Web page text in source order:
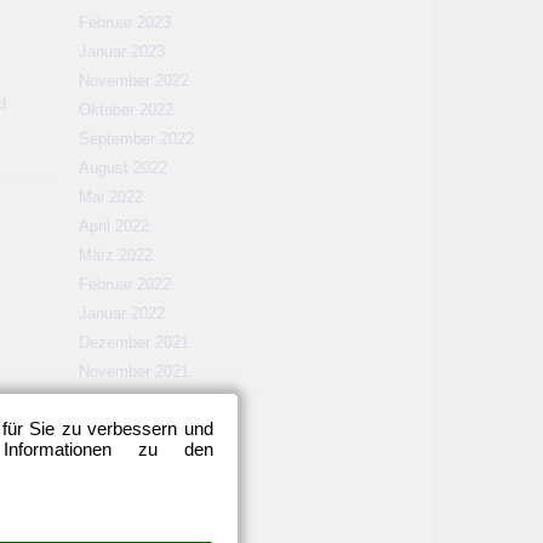
Februar 2023
Januar 2023
November 2022
Oktober 2022
September 2022
August 2022
Mai 2022
April 2022
März 2022
Februar 2022
Januar 2022
Dezember 2021
November 2021
September 2021
August 2021
Sie zu verbessern und
zu den